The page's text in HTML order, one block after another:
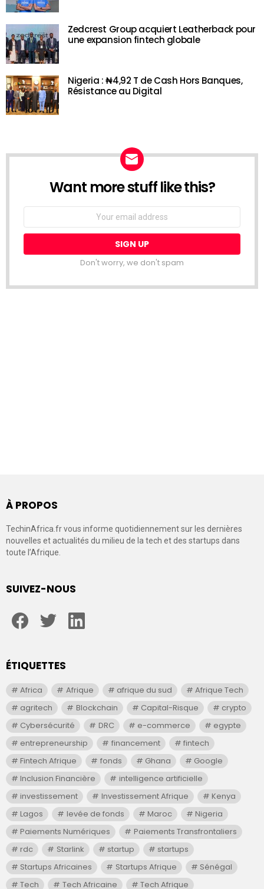
Zedcrest Group acquiert Leatherback pour
une expansion fintech globale
Nigeria : ₦4,92 T de Cash Hors Banques,
Résistance au Digital
NEWSLETTER
Want more stuff like this?
Email
Don't worry, we don't spam
À PROPOS
TechinAfrica.fr vous informe quotidiennement sur les dernières
nouvelles et actualités du milieu de la tech et des startups dans
toute l’Afrique.
SUIVEZ-NOUS
ÉTIQUETTES
Africa Afrique afrique du sud
Afrique Tech
agritech
Blockchain Capital-Risque
crypto
Cybersécurité
DRC e-commerce
egypte
entrepreneurship
financement
fintech
Fintech Afrique
fonds Ghana
Google
Inclusion Financière
intelligence artificielle
investissement
Investissement Afrique
Kenya
Lagos
levée de fonds Maroc
Nigeria
Paiements Numériques
Paiements Transfrontaliers
rdc
Starlink startup
startups
Startups Africaines
Startups Afrique
Sénégal
Tech
Tech Africaine Tech Afrique